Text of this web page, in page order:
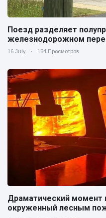
Поезд разделяет
железнодорожном
16 July 164 Просмотров
Драматический момент
окруженный лесным